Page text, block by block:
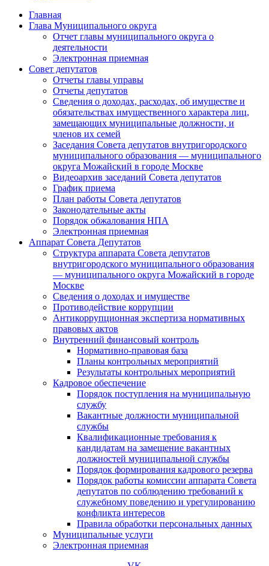
Главная
Глава Муниципального округа
Отчет главы муниципального округа о
деятельности
Электронная приемная
Совет депутатов
Отчеты главы управы
Отчеты депутатов
Сведения о доходах, расходах, об имуществе и
обязательствах имущественного характера лиц,
замещающих муниципальные должности, и
членов их семей
Заседания Совета депутатов внутригородского
муниципального образования — муниципального
округа Можайский в городе Москве
Видеоархив заседаний Совета депутатов
График приема
План работы Совета депутатов
Законодательные акты
Порядок обжалования НПА
Электронная приемная
Аппарат Совета Депутатов
Структура аппарата Совета депутатов
внутригородского муниципального образования
— муниципального округа Можайский в городе
Москве
Сведения о доходах и имуществе
Противодействие коррупции
Антикоррупционная экспертиза нормативных
правовых актов
Внутренний финансовый контроль
Нормативно-правовая база
Планы контрольных мероприятий
Результаты контрольных мероприятий
Кадровое обеспечение
Порядок поступления на муниципальную
службу
Вакантные должности муниципальной
службы
Квалификационные требования к
кандидатам на замещение вакантных
должностей муниципальной службы
Порядок формирования кадрового резерва
Порядок работы комиссии аппарата Совета
депутатов по соблюдению требований к
служебному поведению и урегулированию
конфликта интересов
Правила обработки персональных данных
Муниципальные услуги
Электронная приемная